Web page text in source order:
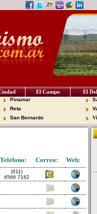
El Campo El
Pinamar
Reta
San Bernardo
Teléfono: Correo: Web:
(011)
4566 7162